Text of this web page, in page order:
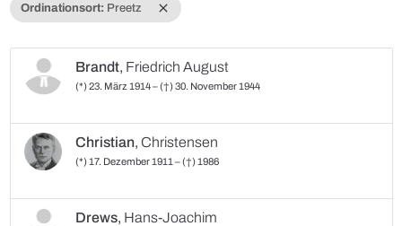
close
Ordinationsort: Preetz
Brandt, Friedrich August
(*) 23. März 1914 – (†) 30. November 1944
Christian, Christensen
(*) 17. Dezember 1911 – (†) 1986
Drews, Hans-Joachim